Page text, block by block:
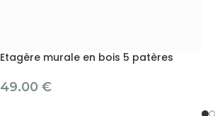
Etagère murale en bois 5 patères
49.00 €